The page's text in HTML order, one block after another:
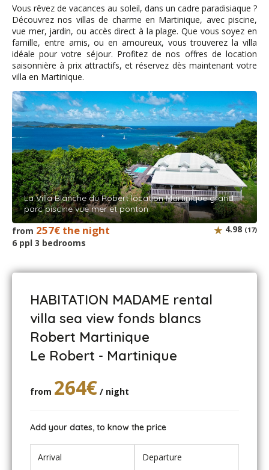
SIMONET - February 2021
Villa agréable bien ventilée dans un écrin de verdure face
aux fonds blancs du Robert. Cadre idyllique comme sur
les photos. Merci pour ce magnifique séjour. Piscine
7m*4m et 1m20 de profondeur, idéale pour nager et
pour les jeux d’eau. Zéro moustique!!!! Pour l'accès à la
villa, un véhicule SUV suffit (pas besoin d'un 4x4). La villa
est très bien équipée, de quoi satisfaire toutes les envies
(plancha, hamac, jumelles, etc...)
Thierry R. - January 2021
Tout est parfait
Nous sommes au paradis
Verneyre - February 2020
Maison de rêve, vue magnifique, accueil sympathique et
sûrement.
Emilie - May 2018
Magnifique maison avec une vue digne des plus belles
Vous rêvez de vacances au soleil, dans un cadre paradisiaque ?
Découvrez nos villas de charme en Martinique, avec piscine,
vue mer, jardin, ou accès direct à la plage. Que vous soyez en
famille, entre amis, ou en amoureux, vous trouverez la villa
idéale pour votre séjour. Profitez de nos offres de location
saisonnière à prix attractifs, et réservez dès maintenant votre
villa en Martinique.
La Villa Blanche du Robert location Martinique grand
parc piscine vue mer et ponton
from 257€ the night
6 ppl 3 bedrooms
4.98 (17)
HABITATION MADAME rental
villa sea view fonds blancs
Robert Martinique
Le Robert - Martinique
from 264€ / night
Add your dates, to know the price